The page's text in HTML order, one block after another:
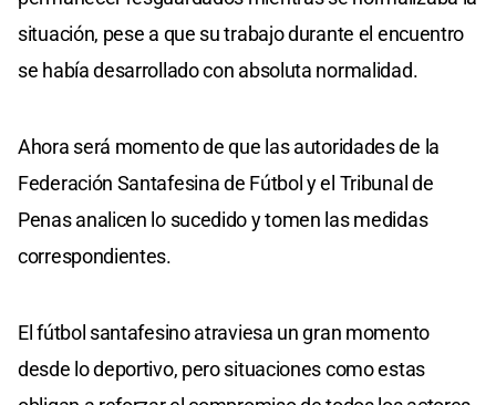
situación, pese a que su trabajo durante el encuentro
se había desarrollado con absoluta normalidad.
Ahora será momento de que las autoridades de la
Federación Santafesina de Fútbol y el Tribunal de
Penas analicen lo sucedido y tomen las medidas
correspondientes.
El fútbol santafesino atraviesa un gran momento
desde lo deportivo, pero situaciones como estas